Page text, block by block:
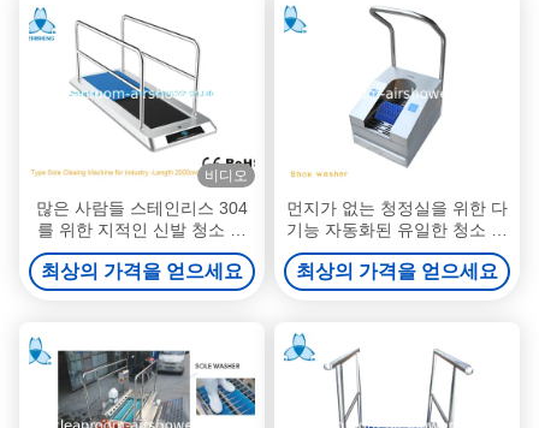
비디오
많은 사람들 스테인리스 304
를 위한 지적인 신발 청소 기
계 길이 2M
최상의 가격을 얻으세요
먼지가 없는 청정실을 위한 다
기능 자동화된 유일한 청소 기
계
최상의 가격을 얻으세요